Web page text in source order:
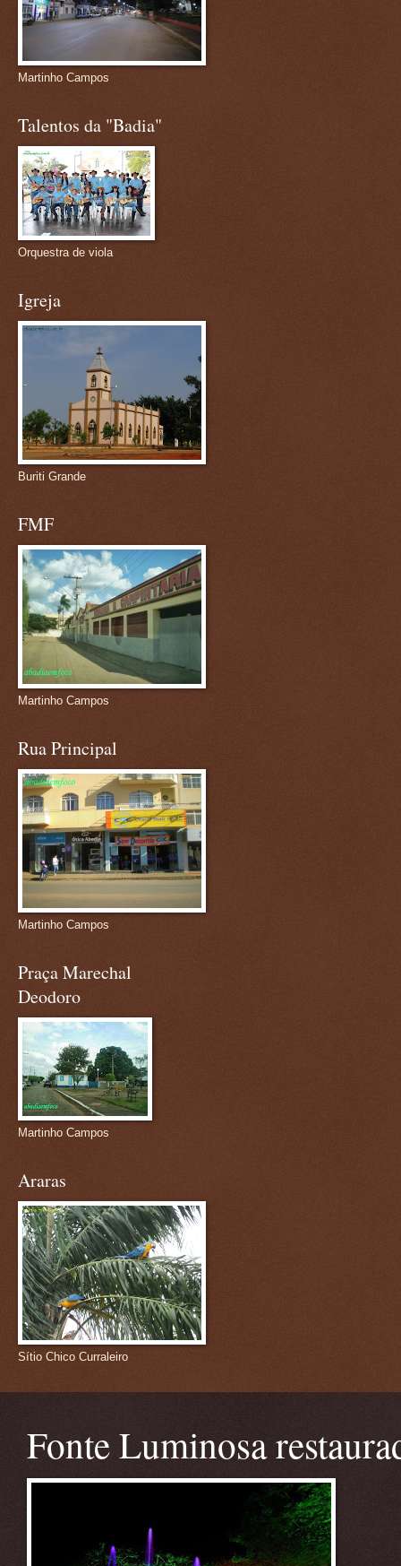
Martinho Campos
Talentos da "Badia"
Orquestra de viola
Igreja
Buriti Grande
FMF
Martinho Campos
Rua Principal
Martinho Campos
Praça Marechal
Deodoro
Martinho Campos
Araras
Sítio Chico Curraleiro
Fonte Luminosa